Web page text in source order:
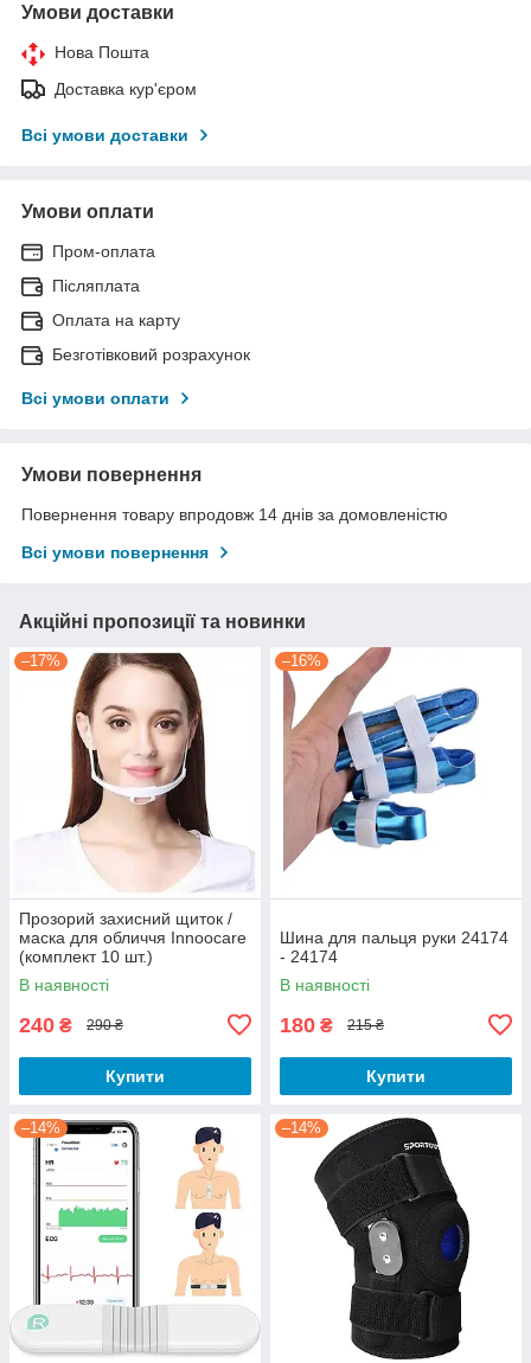
Умови доставки
Нова Пошта
Доставка кур'єром
Всі умови доставки
Умови оплати
Пром-оплата
Післяплата
Оплата на карту
Безготівковий розрахунок
Всі умови оплати
Умови повернення
Повернення товару впродовж 14 днів за домовленістю
Всі умови повернення
Акційні пропозиції та новинки
–17%
Прозорий захисний щиток /
маска для обличчя Innoocare
(комплект 10 шт.)
В наявності
240 ₴ 290 ₴
Купити
–16%
Шина для пальця руки 24174
- 24174
В наявності
180 ₴ 215 ₴
Купити
–14% –14%